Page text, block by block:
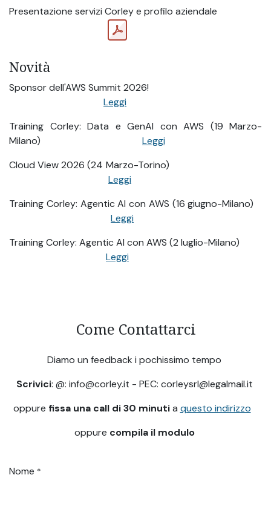
Presentazione servizi Corley e profilo aziendale
Novità
Sponsor dell'AWS Summit 2026!
Leggi
Training Corley: Data e GenAI con AWS (19 Marzo-
Milano) Leggi
Cloud View 2026 (24 Marzo-Torino)
Leggi
Training Corley: Agentic AI con AWS (16 giugno-Milano)
Leggi
Training Corley: Agentic AI con AWS (2 luglio-Milano)
Leggi
Come Contattarci
Diamo un feedback i pochissimo tempo
Scrivici: @: info@corley.it - PEC: corleysrl@legalmail.it
oppure fissa una call di 30 minutia questo indirizzo
oppure compila il modulo
Nome *